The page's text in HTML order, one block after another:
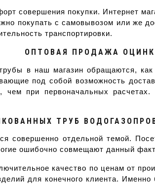
совершения покупки. Интернет
покупать с самовывозом или же
транспортировки.
ОПТОВАЯ ПРОДАЖА
в наш магазин обращаются,
под собой возможность
при первоначальных
ТРУБ
совершенно отдельной темой.
ошибочно совмещают данный
качество по ценам от
для конечного клиента.